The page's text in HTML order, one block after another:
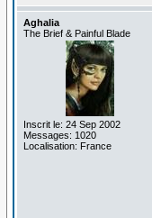
Aghalia
The Brief & Painful Blade
Inscrit le: 24 Sep 2002
Messages: 1020
Localisation: France